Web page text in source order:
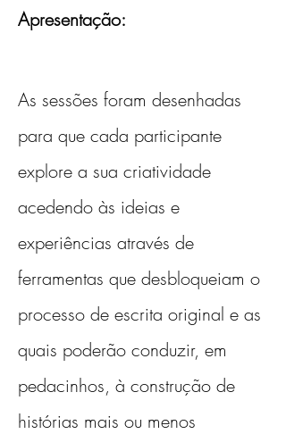
Apresentação:
As sessões foram desenhadas
para que cada participante
explore a sua criatividade
acedendo às ideias e
experiências através de
ferramentas que desbloqueiam o
processo de escrita original e as
quais poderão conduzir, em
pedacinhos, à construção de
histórias mais ou menos